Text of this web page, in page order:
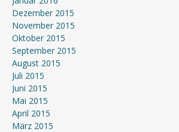
Dezember 2015
November 2015
Oktober 2015
September 2015
August 2015
Juli 2015
Juni 2015
Mai 2015
April 2015
März 2015